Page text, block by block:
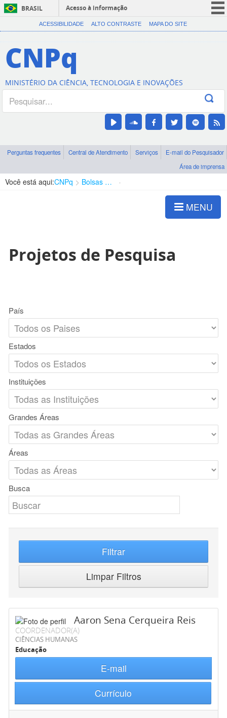
BRASIL
Acesso à informação
CORONAVÍRUS (COVID-19)
Canais
ACESSIBILIDADE ALTO CONTRASTE MAPA DO SITE
CNPq
MINISTÉRIO DA CIÊNCIA, TECNOLOGIA E INOVAÇÕES
Perguntas frequentes Central de Atendimento Serviços
E-mail do Pesquisador
Área de imprensa
Você está aqui:CNPq Bolsas e Auxílios Vigentes
MENU
Projetos de Pesquisa
País
Estados
Instituições
Grandes Áreas
Áreas
Busca
Filtrar
Limpar Filtros
Aaron Sena Cerqueira Reis
COORDENADOR(A)
CIÊNCIAS HUMANAS
Educação
E-mail
Currículo